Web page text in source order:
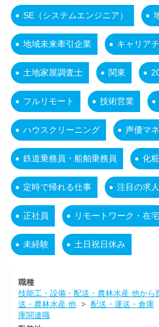
SE（システムエンジニア）
地域未来牽引企業 キャリア
土地家屋調査士 関東
フルリモート 技術営業
ハウスクリーニング 声優マ
鉄道乗務員・船舶乗務員 化
定時で帰れる仕事 注目の求
正社員 リモートワーク・在
未経験 土日祝日休み
職種
技能工・設備・配送・農林水産 他から
送・農林水産 他> 配送・運送・倉庫
庫関連職